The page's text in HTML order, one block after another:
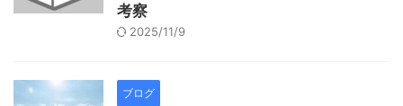
考察
2025/11/9
ブログ